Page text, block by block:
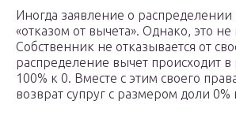
Иногда заявление о
«отказом от вычета». Однако, это не
Собственник не отказывается от
распределение вычет происходит в
100% к 0. Вместе с этим своего
возврат супруг с размером доли 0%